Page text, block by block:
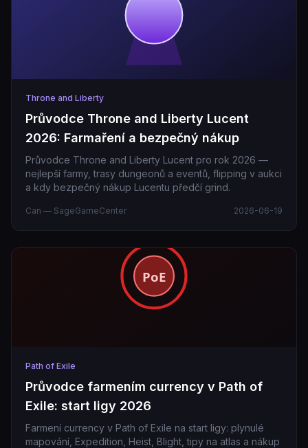
Throne and Liberty
Průvodce Throne and Liberty Lucent
2026: Farmaření a bezpečný nákup
Průvodce Throne and Liberty Lucent pro rok 2026 —
nejlepší farmy, trasy dungeonů a eventů, flipping v aukci
a kdy bezpečný nákup Lucentu předčí grind.
Can — SageGameCenter 2026-06-19
Path of Exile
Průvodce farmením currency v Path of
Exile: start ligy 2026
Farmení currency v Path of Exile na start ligy: plynulé
mapování, Expedition, Heist, Blight, tipy na atlas a nákup